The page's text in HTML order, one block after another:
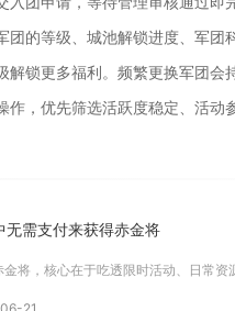
的等级、城池解锁进度、军
锁更多福利。频繁更换军团
，优先筛选活跃度稳定、活动
无需支付来获得赤金将